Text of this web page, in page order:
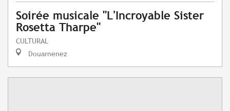
Soirée musicale "L'Incroyable Sister
Rosetta Tharpe"
CULTURAL
Douarnenez